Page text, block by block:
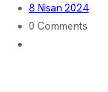
8 Nisan 2024
0 Comments